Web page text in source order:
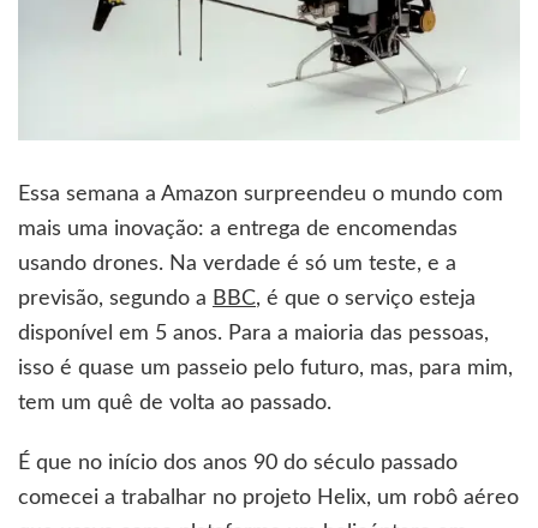
Essa semana a Amazon surpreendeu o mundo com
mais uma inovação: a entrega de encomendas
usando drones. Na verdade é só um teste, e a
previsão, segundo a BBC, é que o serviço esteja
disponível em 5 anos. Para a maioria das pessoas,
isso é quase um passeio pelo futuro, mas, para mim,
tem um quê de volta ao passado.
É que no início dos anos 90 do século passado
comecei a trabalhar no projeto Helix, um robô aéreo